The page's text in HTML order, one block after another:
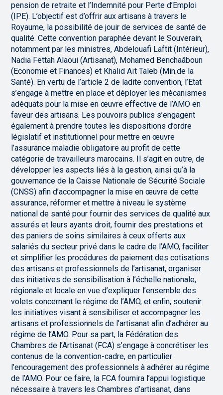
pension de retraite et l’Indemnité pour Perte d’Emploi
(IPE). L’objectif est d’offrir aux artisans à travers le
Royaume, la possibilité de jouir de services de santé de
qualité. Cette convention paraphée devant le Souverain,
notamment par les ministres, Abdelouafi Laftit (Intérieur),
Nadia Fettah Alaoui (Artisanat), Mohamed Benchaâboun
(Economie et Finances) et Khalid Aït Taleb (Min.de la
Santé). En vertu de l’article 2 de ladite convention, l’Etat
s’engage à mettre en place et déployer les mécanismes
adéquats pour la mise en œuvre effective de l’AMO en
faveur des artisans. Les pouvoirs publics s’engagent
également à prendre toutes les dispositions d’ordre
législatif et institutionnel pour mettre en œuvre
l’assurance maladie obligatoire au profit de cette
catégorie de travailleurs marocains. Il s’agit en outre, de
développer les aspects liés à la gestion, ainsi qu’à la
gouvernance de la Caisse Nationale de Sécurité Sociale
(CNSS) afin d’accompagner la mise en œuvre de cette
assurance, réformer et mettre à niveau le système
national de santé pour fournir des services de qualité aux
assurés et leurs ayants droit, fournir des prestations et
des paniers de soins similaires à ceux offerts aux
salariés du secteur privé dans le cadre de l’AMO, faciliter
et simplifier les procédures de paiement des cotisations
des artisans et professionnels de l’artisanat, organiser
des initiatives de sensibilisation à l’échelle nationale,
régionale et locale en vue d’expliquer l’ensemble des
volets concernant le régime de l’AMO, et enfin, soutenir
les initiatives visant à sensibiliser et accompagner les
artisans et professionnels de l’artisanat afin d’adhérer au
régime de l’AMO. Pour sa part, la Fédération des
Chambres de l’Artisanat (FCA) s’engage à concrétiser les
contenus de la convention-cadre, en particulier
l’encouragement des professionnels à adhérer au régime
de l’AMO. Pour ce faire, la FCA fournira l’appui logistique
nécessaire à travers les Chambres d’artisanat, dans